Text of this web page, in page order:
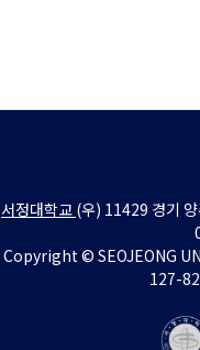
서정대학교 (우) 11429 경기 양주시 은
Copyright © SEOJEONG
127-